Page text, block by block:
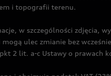
i topografii terenu.
w szczególności zdjęcia,
mogą ulec zmianie bez
2 lit. a-c Ustawy o prawach